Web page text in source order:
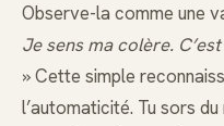
Observe-la comme une
Je sens ma colère.
» Cette simple
l’automaticité. Tu sors